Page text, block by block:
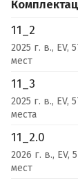
11_2
2025 г. в., EV,
мест
11_3
2025 г. в., EV,
места
11_2.0
2026 г. в., EV,
мест